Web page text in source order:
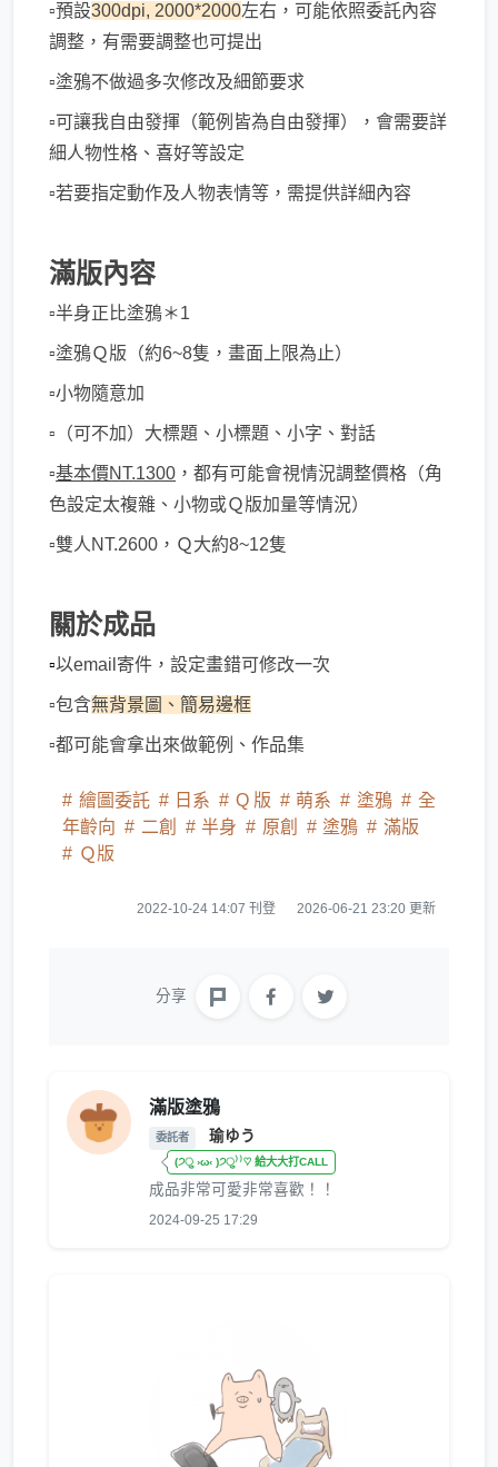
▫️預設300dpi, 2000*2000左右，可能依照委託內容
調整，有需要調整也可提出
▫️塗鴉不做過多次修改及細節要求
▫️可讓我自由發揮（範例皆為自由發揮），會需要詳
細人物性格、喜好等設定
▫️若要指定動作及人物表情等，需提供詳細內容
滿版內容
▫️半身正比塗鴉＊1
▫️塗鴉Ｑ版（約6~8隻，畫面上限為止）
▫️小物隨意加
▫️（可不加）大標題、小標題、小字、對話
▫️基本價NT.1300 ，都有可能會視情況調整價格（角
色設定太複雜、小物或Ｑ版加量等情況）
▫️雙人NT.2600，Ｑ大約8~12隻
關於成品
▫️以email寄件，設定畫錯可修改一次
▫️包含無背景圖、簡易邊框
▫️都可能會拿出來做範例、作品集
繪圖委託 日系 Q 版 萌系 塗鴉
全
年齡向
二創 半身 原創 塗鴉
滿版
Ｑ版
2022-10-24 14:07 刊登 2026-06-21 23:20 更新
分享
滿版塗鴉
委託者 瑜ゆう
(੭ु ›ω‹ )੭ु⁾⁾♡ 給大大打CALL
成品非常可愛非常喜歡！！
2024-09-25 17:29